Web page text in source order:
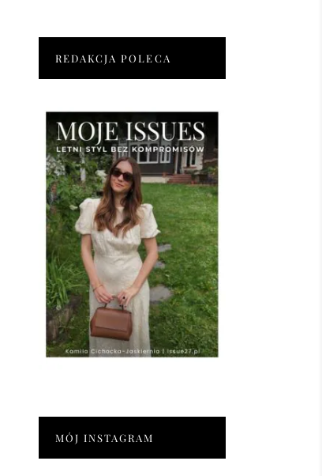
REDAKCJA POLECA
MÓJ INSTAGRAM